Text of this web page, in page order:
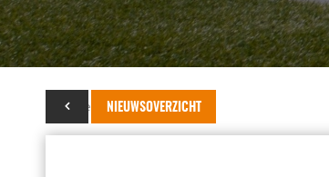
NIEUWSOVERZICHT
01 december 2018